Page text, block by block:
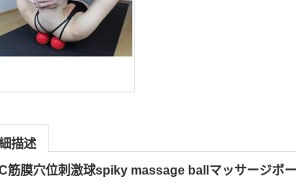
描述
筋膜穴位刺激球spiky massage ballマッサージボ